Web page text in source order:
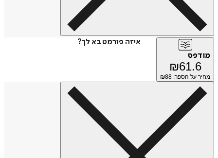
איזה פורמט בא לך?
מודפס
₪61.6
מחיר על הספר: ₪ 88